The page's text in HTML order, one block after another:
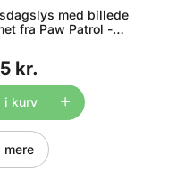
med billede
fra Paw Patrol -
kr.
i kurv